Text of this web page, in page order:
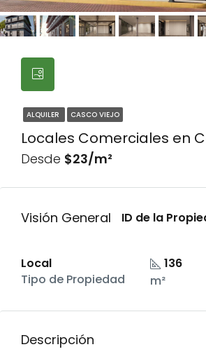
ALQUILER CASCO VIEJO
Locales Comerciales en
Desde $23/m²
Visión General ID de la
Local
Tipo de Propiedad
136
m²
Descripción